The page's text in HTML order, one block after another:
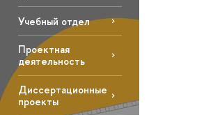
Учебный отдел
Проектная
деятельность
Диссертационные
проекты